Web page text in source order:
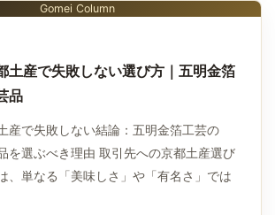
Gomei Column
土産で失敗しない選び方｜五明金箔
品
産で失敗しない結論：五明金箔工芸の
を選ぶべき理由 取引先への京都土産選び
、単なる「美味しさ」や「有名さ」では